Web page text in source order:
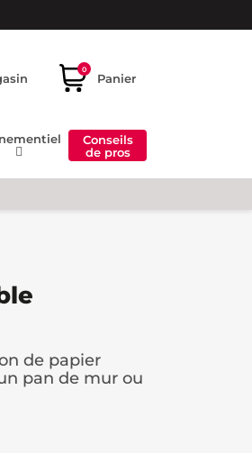
0
Panier
Conseils
de pros
de papier
pan de mur ou